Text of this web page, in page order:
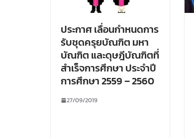
ประกาศ เลื่อนกำหนดการ
รับชุดครุยบัณฑิต มหา
บัณฑิต และดุษฎีบัณฑิตที่
สำเร็จการศึกษา ประจำปี
การศึกษา 2559 – 2560
27/09/2019